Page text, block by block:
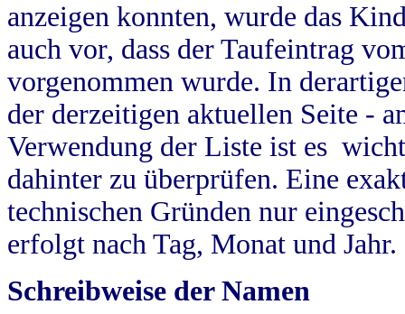
anzeigen konnten, wurde das
auch vor, dass der Taufeintrag
vorgenommen wurde. In
der derzeitigen aktuellen Seite -
Verwendung der Liste ist es
dahinter zu überprüfen. Eine
technischen Gründen nur
erfolgt nach Tag, Monat und Jahr.
Schreibweise der Namen